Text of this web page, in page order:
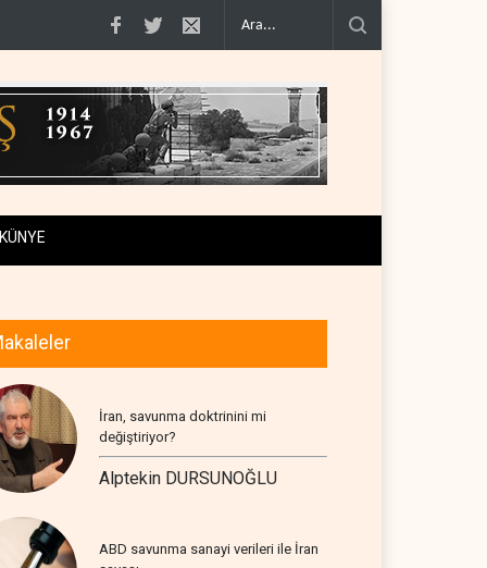
Colani, Hizbullah ile silah bırakma diyaloğu için kanal a..
KÜNYE
İran, savunma doktrinini mi
değiştiriyor?
Alptekin DURSUNOĞLU
ABD savunma sanayi verileri ile İran